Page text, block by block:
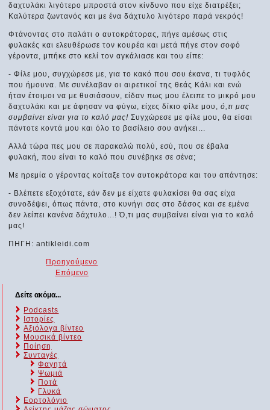
δαχτυλάκι λιγότερο μπροστά στον κίνδυνο που είχε διατρέξει;
Καλύτερα ζωντανός και με ένα δάχτυλο λιγότερο παρά νεκρός!
Φτάνοντας στο παλάτι ο αυτοκράτορας, πήγε αμέσως στις
φυλακές και ελευθέρωσε τον κουρέα και μετά πήγε στον σοφό
γέροντα, μπήκε στο κελί τον αγκάλιασε και του είπε:
- Φίλε μου, συγχώρεσε με, για το κακό που σου έκανα, τι τυφλός
που ήμουνα. Με συνέλαβαν οι αιρετικοί της θεάς Κάλι και ενώ
ήταν έτοιμοι να με θυσιάσουν, είδαν πως μου έλειπε το μικρό μου
δαχτυλάκι και με άφησαν να φύγω, είχες δίκιο φίλε μου,ό,τι μας
συμβαίνει είναι για το καλό μας! Συγχώρεσε με φίλε μου, θα είσαι
πάντοτε κοντά μου και όλο το βασίλειο σου ανήκει...
Αλλά τώρα πες μου σε παρακαλώ πολύ, εσύ, που σε έβαλα
φυλακή, που είναι το καλό που συνέβηκε σε σένα;
Με ηρεμία ο γέροντας κοίταξε τον αυτοκράτορα και του απάντησε:
- Βλέπετε εξοχότατε, εάν δεν με είχατε φυλακίσει θα σας είχα
συνοδέψει, όπως πάντα, στο κυνήγι σας στο δάσος και σε εμένα
δεν λείπει κανένα δάχτυλο...! Ό,τι μας συμβαίνει είναι για το καλό
μας!
ΠΗΓΗ: antikleidi.com
Προηγούμενο
Επόμενο
Δείτε ακόμα...
Podcasts
Ιστορίες
Αξιόλογα βίντεο
Μουσικά βίντεο
Ποίηση
Συνταγές
Φαγητά
Ψωμιά
Ποτά
Γλυκά
Εορτολόγιο